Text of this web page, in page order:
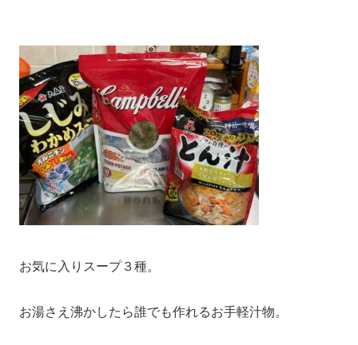
お気に入りスープ３種。
お湯さえ沸かしたら誰でも作れるお手軽汁物。